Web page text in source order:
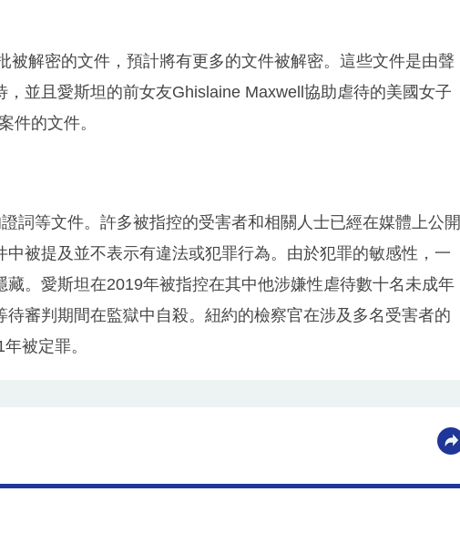
被解密的文件，預計將有更多的文件被解密。這些文件是由聲
並且愛斯坦的前女友Ghislaine Maxwell協助虐待的美國女子
件的文件。
詞等文件。許多被指控的受害者和相關人士已經在媒體上公開
被提及並不表示有違法或犯罪行為。由於犯罪的敏感性，一
。愛斯坦在2019年被指控在其中他涉嫌性虐待數十名未成年
審判期間在監獄中自殺。紐約的檢察官在涉及多名受害者的
被定罪。